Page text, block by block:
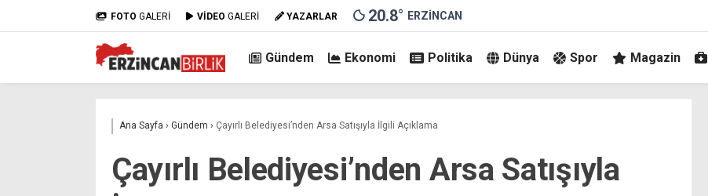
FOTO GALERİ VİDEO GALERİ YAZARLAR 20.8° ERZINCAN
Gündem Ekonomi Politika Dünya Spor Magazin
Ana Sayfa › Gündem › Çayırlı Belediyesi’nden Arsa Satışıyla İlgili Açıklama
Çayırlı Belediyesi’nden Arsa Satışıyla